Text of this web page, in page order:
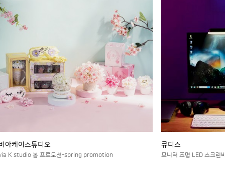
아케이스튜디오
K studio 봄 프로모션-spring promotion
큐디스
모니터 조명 LED 스크린